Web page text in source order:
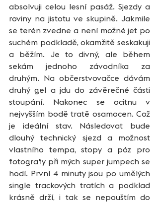
absolvuji celou lesní pasáž. Sjezdy a
roviny na jistotu ve skupině. Jakmile
se terén zvedne a není možné jet po
suchém podkladě, okamžitě seskakuji
a běžím. Je to divný, ale během
sekám jednoho závodníka za
druhým. Na občerstvovačce dávám
druhý gel a jdu do závěrečné části
stoupání. Nakonec se ocitnu v
nejvyšším bodě tratě osamocen. Což
je ideální stav. Následovat bude
dlouhý technický sjezd a možnost
vlastního tempa, stopy a póz pro
fotografy při mých super jumpech se
hodí. První 4 minuty jsou po umělých
single trackových tratích a podklad
krásně drží, i tak se nepouštím do